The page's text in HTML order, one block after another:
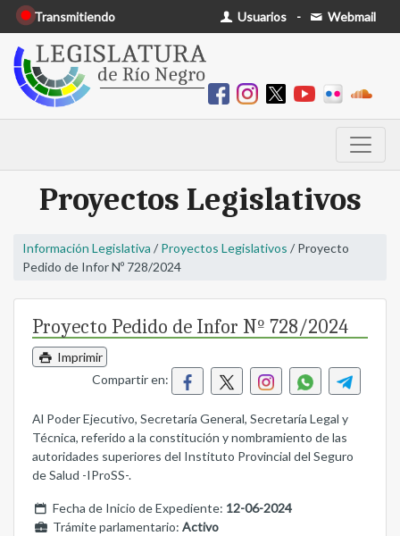
Transmitiendo Usuarios - Webmail
Proyectos Legislativos
Información Legislativa / Proyectos Legislativos / Proyecto
Pedido de Infor Nº 728/2024
Proyecto Pedido de Infor Nº 728/2024
Imprimir
Compartir en:
Al Poder Ejecutivo, Secretaría General, Secretaría Legal y
Técnica, referido a la constitución y nombramiento de las
autoridades superiores del Instituto Provincial del Seguro
de Salud -IProSS-.
Fecha de Inicio de Expediente: 12-06-2024
Trámite parlamentario: Activo